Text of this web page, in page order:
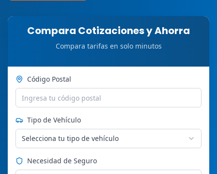
Compara Cotizaciones y Ahorra
Compara tarifas en solo minutos
Código Postal
Tipo de Vehículo
Selecciona tu tipo de vehículo
Necesidad de Seguro